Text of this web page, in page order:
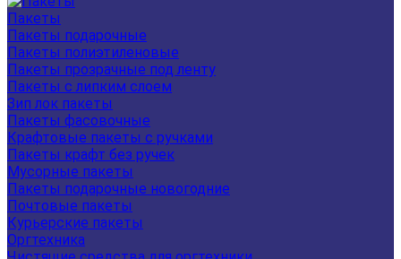
Пакеты
Пакеты подарочные
Пакеты полиэтиленовые
Пакеты прозрачные под ленту
Пакеты с липким слоем
Зип лок пакеты
Пакеты фасовочные
Крафтовые пакеты с ручками
Пакеты крафт без ручек
Мусорные пакеты
Пакеты подарочные новогодние
Почтовые пакеты
Курьерские пакеты
Оргтехника